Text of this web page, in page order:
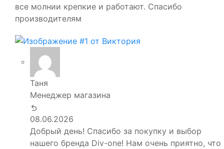
все молнии крепкие и работают. Спасибо
производителям
Таня
Менеджер магазина
08.06.2026
Добрый день! Спасибо за покупку и выбор
нашего бренда Div-one! Нам очень приятно, что